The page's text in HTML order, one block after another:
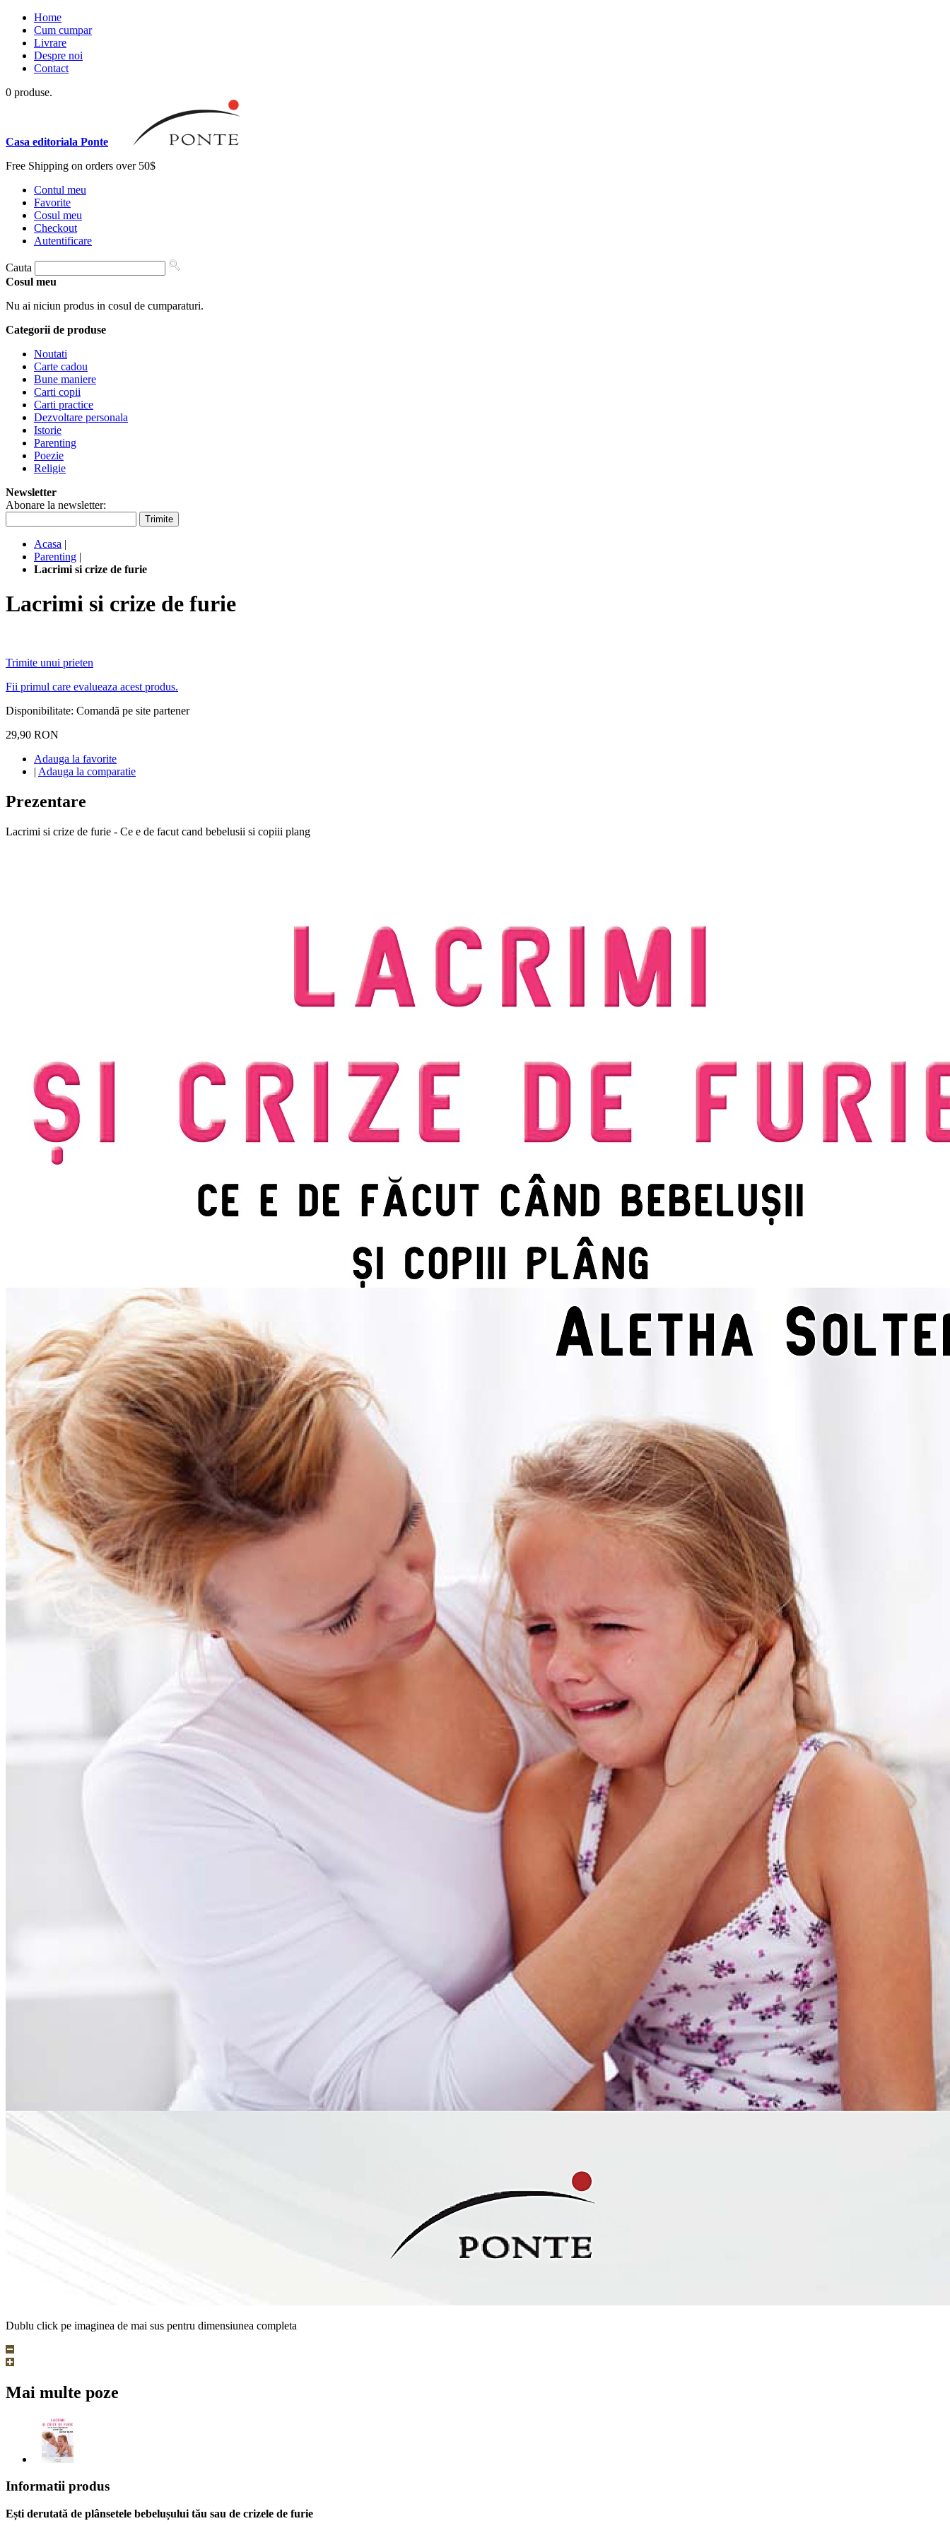
Home
Cum cumpar
Livrare
Despre noi
Contact
0 produse.
Casa editoriala Ponte
Free Shipping on orders over 50$
Contul meu
Favorite
Cosul meu
Checkout
Autentificare
Cauta
Cosul meu
Nu ai niciun produs in cosul de cumparaturi.
Categorii de produse
Noutati
Carte cadou
Bune maniere
Carti copii
Carti practice
Dezvoltare personala
Istorie
Parenting
Poezie
Religie
Newsletter
Abonare la newsletter:
Trimite
Acasa |
Parenting |
Lacrimi si crize de furie
Lacrimi si crize de furie
Trimite unui prieten
Fii primul care evalueaza acest produs.
Disponibilitate: Comandă pe site partener
29,90 RON
Adauga la favorite
| Adauga la comparatie
Prezentare
Lacrimi si crize de furie - Ce e de facut cand bebelusii si copiii plang
Dublu click pe imaginea de mai sus pentru dimensiunea completa
Mai multe poze
Informatii produs
Ești derutată de plânsetele bebelușului tău sau de crizele de furie